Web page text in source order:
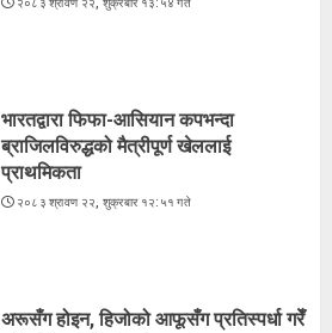
२०८३ श्रावण २२, शुक्रबार १३:५४ गते
भारतद्वारा फिफा-आसियान कपभन्दा
ब्राजिलविरुद्धको मैत्रीपूर्ण खेललाई
प्राथमिकता
२०८३ श्रावण २२, शुक्रबार १२:५१ गते
अरूसँग होइन, हिजोको आफूसँग प्रतिस्पर्धा गरेँ